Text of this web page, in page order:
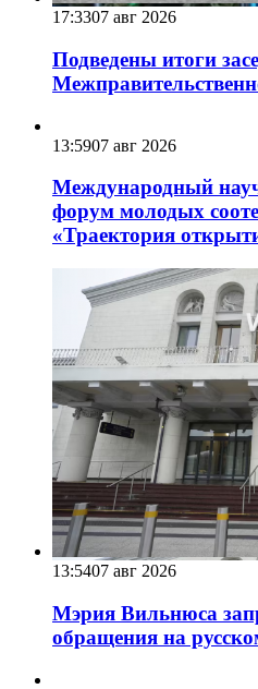
17:3307 авг 2026
Подведены итоги
13:5907 авг 2026
Международный
форум молодых
«Траектория
13:5407 авг 2026
Мэрия Вильнюса
обращения на